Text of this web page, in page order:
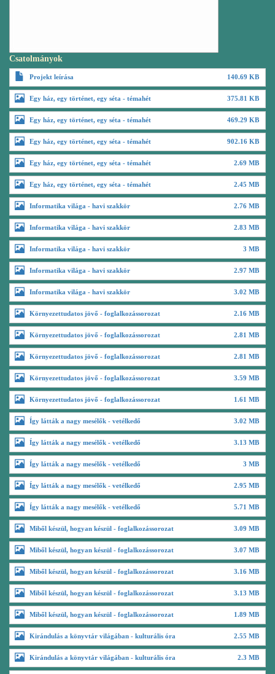
Csatolmányok
Projekt leírása 140.69 KB
Egy ház, egy történet, egy séta - témahét 375.81 KB
Egy ház, egy történet, egy séta - témahét 469.29 KB
Egy ház, egy történet, egy séta - témahét 902.16 KB
Egy ház, egy történet, egy séta - témahét 2.69 MB
Egy ház, egy történet, egy séta - témahét 2.45 MB
Informatika világa - havi szakkör 2.76 MB
Informatika világa - havi szakkör 2.83 MB
Informatika világa - havi szakkör 3 MB
Informatika világa - havi szakkör 2.97 MB
Informatika világa - havi szakkör 3.02 MB
Környezettudatos jövő - foglalkozássorozat 2.16 MB
Környezettudatos jövő - foglalkozássorozat 2.81 MB
Környezettudatos jövő - foglalkozássorozat 2.81 MB
Környezettudatos jövő - foglalkozássorozat 3.59 MB
Környezettudatos jövő - foglalkozássorozat 1.61 MB
Így látták a nagy mesélők - vetélkedő 3.02 MB
Így látták a nagy mesélők - vetélkedő 3.13 MB
Így látták a nagy mesélők - vetélkedő 3 MB
Így látták a nagy mesélők - vetélkedő 2.95 MB
Így látták a nagy mesélők - vetélkedő 5.71 MB
Miből készül, hogyan készül - foglalkozássorozat 3.09 MB
Miből készül, hogyan készül - foglalkozássorozat 3.07 MB
Miből készül, hogyan készül - foglalkozássorozat 3.16 MB
Miből készül, hogyan készül - foglalkozássorozat 3.13 MB
Miből készül, hogyan készül - foglalkozássorozat 1.89 MB
Kirándulás a könyvtár világában - kulturális óra 2.55 MB
Kirándulás a könyvtár világában - kulturális óra 2.3 MB